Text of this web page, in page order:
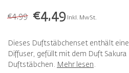
€4,99 €4,49 Inkl. MwSt.
Dieses Duftstäbchenset enthält
Diffuser, gefüllt mit dem Duft
Duftstäbchen. Mehr lesen .